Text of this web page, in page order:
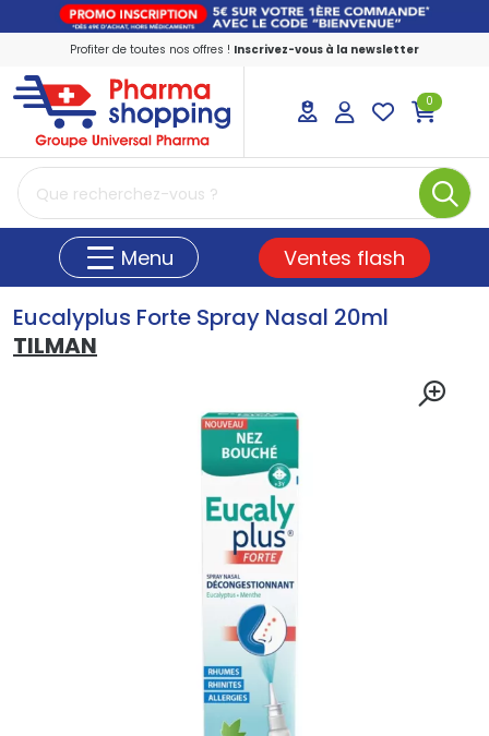
Profiter de toutes nos offres ! Inscrivez-vous à la newsletter
PharmaShopping Votre pharmacie en
0
Menu Ventes flash
Eucalyplus Forte Spray Nasal 20ml
TILMAN